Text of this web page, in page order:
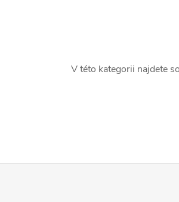
v
a
V této kategorii najdete